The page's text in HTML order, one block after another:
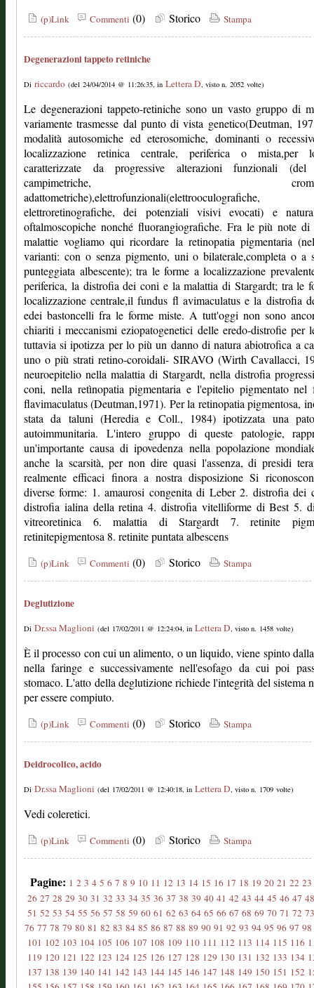
(p)Link Commenti (0) Storico Stampa
Degenerazioni tappeto retiniche
Di riccardo (del 24/04/2014 @ 11:26:35, in Lettera D, visto n. 2052 volte)
Le degenerazioni tappeto-retiniche sono un vasto gruppo di
variamente trasmesse dal punto di vista genetico(Deutman,
modalità autosomiche ed eterosomiche, dominanti o
localizzazione retinica centrale, periferica o mista,per
caratterizzate da progressive alterazioni funzionali (del
campimetriche,
adattometriche),elettrofunzionali(elettrooculografiche,
elettroretinografiche, dei potenziali visivi evocati) e
oftalmoscopiche nonché fluorangiografiche. Fra le più note di
malattie vogliamo qui ricordare la retinopatia pigmentaria
varianti: con o senza pigmento, uni o bilaterale,completa o a
punteggiata albescente); tra le forme a localizzazione
periferica, la distrofia dei coni e la malattia di Stargardt; tra le
localizzazione centrale,il fundus fl avimaculatus e la distrofia
edei bastoncelli fra le forme miste. A tutt'oggi non sono
chiariti i meccanismi eziopatogenetici delle eredo-distrofie per
tuttavia si ipotizza per lo più un danno di natura abiotrofica a
uno o più strati retino-coroidali- SIRAVO (Wirth Cavallacci,
neuroepitelio nella malattia di Stargardt, nella distrofia
coni, nella retìnopatia pigmentaria e l'epitelio pigmentato nel
flavimaculatus (Deutman,1971). Per la retinopatia pigmentosa,
stata da taluni (Heredia e Coll., 1984) ipotizzata una
autoimmunitaria. L'intero gruppo di queste patologie,
un'importante causa di ipovedenza nella popolazione
anche la scarsità, per non dire quasi l'assenza, di presidi
realmente efficaci finora a nostra disposizione Si
diverse forme: 1. amaurosi congenita di Leber 2. distrofia dei
distrofia ialina della retina 4. distrofia vitelliforme di Best 5.
vitreoretinica 6. malattia di Stargardt 7. retinite
retinitepigmentosa 8. retinite puntata albescens
(p)Link Commenti (0) Storico Stampa
Deglutizione
Di Dr.ssa Maglioni (del 17/02/2011 @ 12:24:04, in Lettera D, visto n. 1458 volte)
È il processo con cui un alimento, o un liquido, viene spinto
nella faringe e successivamente nell'esofago da cui poi
stomaco. L'atto della deglutizione richiede l'integrità del sistema
per essere compiuto.
(p)Link Commenti (0) Storico Stampa
Deidrocolico, acido
Di Dr.ssa Maglioni (del 17/02/2011 @ 12:40:18, in Lettera D, visto n. 1709 volte)
Vedi coleretici.
(p)Link Commenti (0) Storico Stampa
Pagine: 1 2 3 4 5 6 7 8 9 10 11 12 13 14 15 16 17 18 19 20 21 22 23
26 27 28 29 30 31 32 33 34 35 36 37 38 39 40 41 42 43 44 45 46 47 48
51 52 53 54 55 56 57 58 59 60 61 62 63 64 65 66 67 68 69 70 71 72 73
76 77 78 79 80 81 82 83 84 85 86 87 88 89 90 91 92 93 94 95 96 97 98
101 102 103 104 105 106 107 108 109 110 111 112 113 114 115 116
119 120 121 122 123 124 125 126 127 128 129 130 131 132 133 134
137 138 139 140 141 142 143 144 145 146 147 148 149 150 151 152